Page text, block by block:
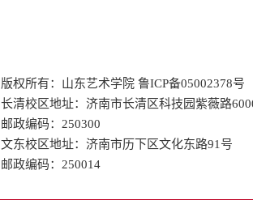
版权所有：山东艺术学院 鲁ICP备05002378号
长清校区地址：济南市长清区科技园紫薇路
邮政编码：250300
文东校区地址：济南市历下区文化东路91号
邮政编码：250014